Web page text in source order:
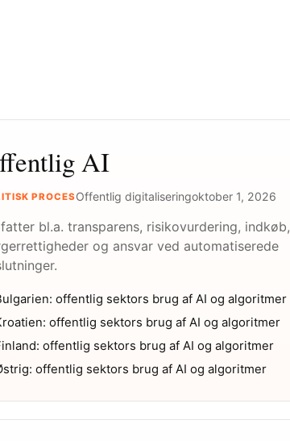
AI
PROCESOffentlig digitaliseringoktober 1, 2026
bl.a. transparens, risikovurdering, indkøb,
og ansvar ved automatiserede
offentlig sektors brug af AI og algoritmer
offentlig sektors brug af AI og algoritmer
offentlig sektors brug af AI og algoritmer
offentlig sektors brug af AI og algoritmer